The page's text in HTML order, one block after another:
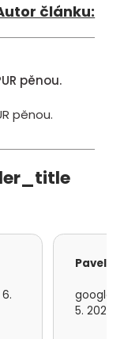
článku:
pěnou.
pěnou.
Pavel
5. 2026